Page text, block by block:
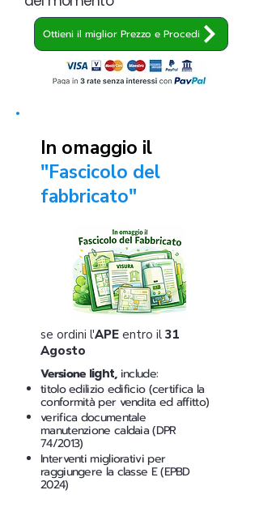
Ottieni il miglior Prezzo e Procedi
In omaggio il
"Fascicolo del
fabbricato"
se ordini l'APE entro il 31
Agosto
Versione light,include:
titolo edilizio edificio (certifica la
conformità per vendita ed affitto)
verifica documentale
manutenzione caldaia (DPR
74/2013)
Interventi migliorativi per
raggiungere la classe E (EPBD
2024)